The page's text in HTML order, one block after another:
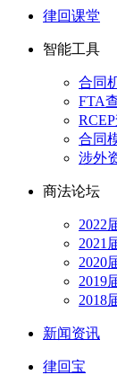
律回课堂
智能工具
合同
FTA
合同
涉外
商法论坛
2022
2021
2020
2019
2018
新闻资讯
律回宝